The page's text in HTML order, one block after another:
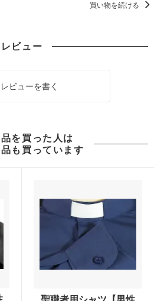
買い物を続ける
レビュー
レビューを書く
を買った人は
も買っています